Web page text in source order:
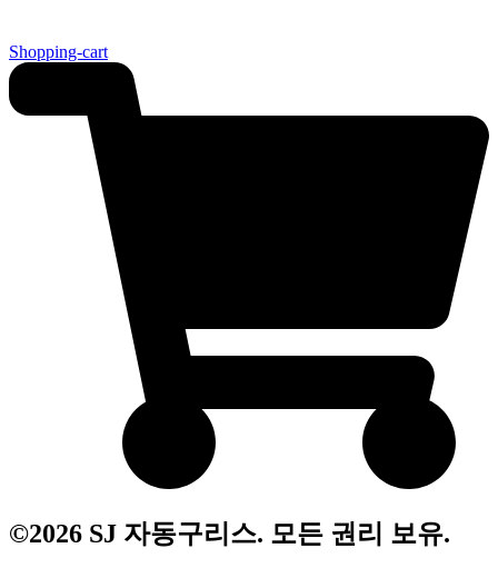
Shopping-cart
©2026 SJ 자동구리스. 모든 권리 보유.